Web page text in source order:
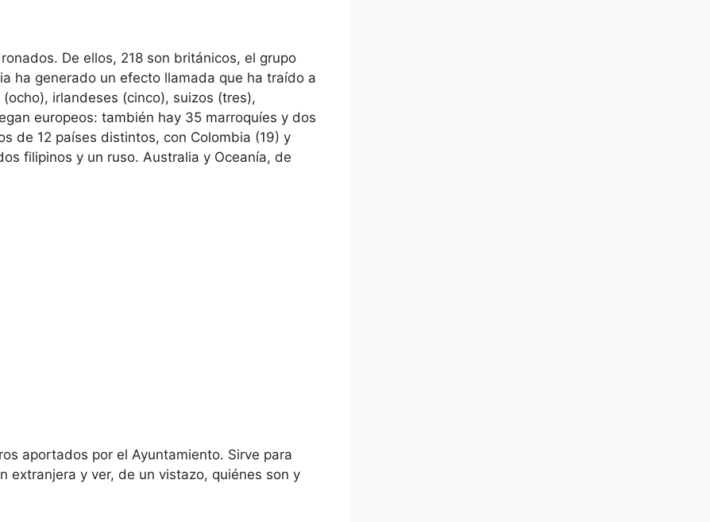
De ellos, 218 son británicos, el grupo
ha generado un efecto llamada que ha traído a
irlandeses (cinco), suizos (tres),
europeos: también hay 35 marroquíes y dos
de 12 países distintos, con Colombia (19) y
filipinos y un ruso. Australia y Oceanía, de
aportados por el Ayuntamiento. Sirve para
extranjera y ver, de un vistazo, quiénes son y